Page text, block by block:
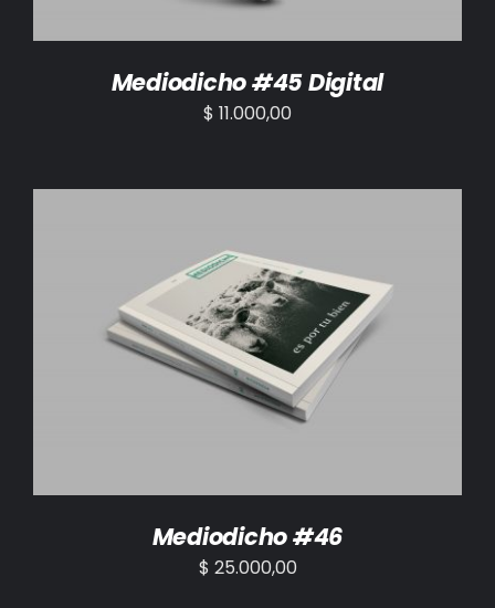
Mediodicho #45 Digital
$ 11.000,00
AÑADIR AL CARRITO DETALLES
Mediodicho #46
$ 25.000,00